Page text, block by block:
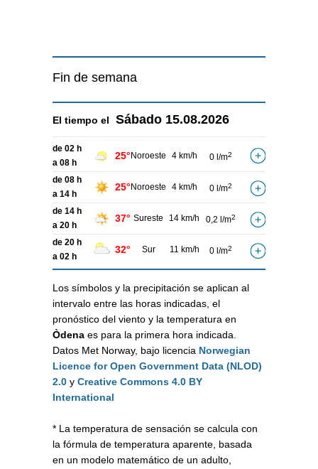
Fin de semana
El tiempo el Sábado 15.08.2026
de 02 h
a 08 h
25° Noroeste 4 km/h 0 l/m2
de 08 h
a 14 h
25° Noroeste 4 km/h 0 l/m2
de 14 h
a 20 h
37° Sureste 14 km/h 0,2 l/m2
de 20 h
a 02 h
32° Sur 11 km/h 0 l/m2
Los símbolos y la precipitación se aplican al
intervalo entre las horas indicadas, el
pronóstico del viento y la temperatura en
Òdena es para la primera hora indicada.
Datos Met Norway, bajo licencia Norwegian
Licence for Open Government Data (NLOD)
2.0 y Creative Commons 4.0 BY
International
* La temperatura de sensación se calcula con
la fórmula de temperatura aparente, basada
en un modelo matemático de un adulto,